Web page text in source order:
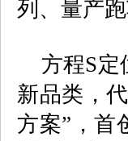
列、量产
方程S定
新品类，
方案”，首